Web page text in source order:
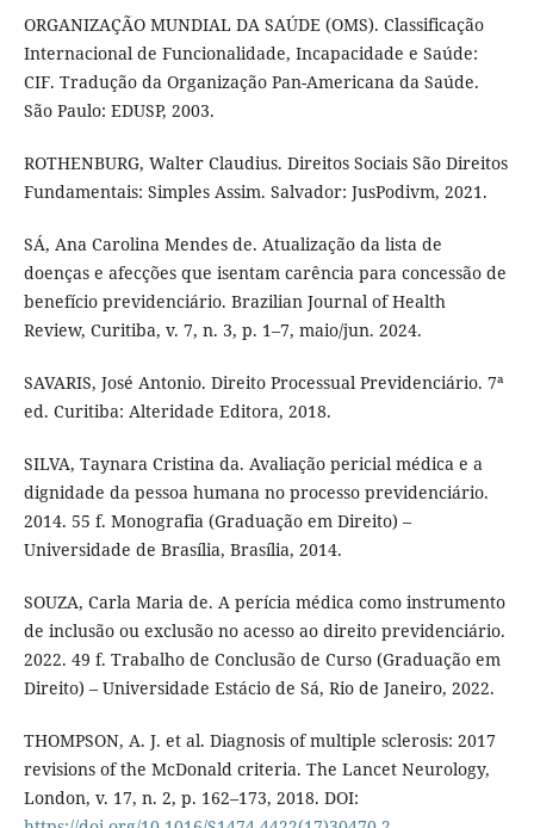
ORGANIZAÇÃO MUNDIAL DA SAÚDE (OMS). Classificação
Internacional de Funcionalidade, Incapacidade e Saúde:
CIF. Tradução da Organização Pan-Americana da Saúde.
São Paulo: EDUSP, 2003.
ROTHENBURG, Walter Claudius. Direitos Sociais São Direitos
Fundamentais: Simples Assim. Salvador: JusPodivm, 2021.
SÁ, Ana Carolina Mendes de. Atualização da lista de
doenças e afecções que isentam carência para concessão de
benefício previdenciário. Brazilian Journal of Health
Review, Curitiba, v. 7, n. 3, p. 1–7, maio/jun. 2024.
SAVARIS, José Antonio. Direito Processual Previdenciário. 7ª
ed. Curitiba: Alteridade Editora, 2018.
SILVA, Taynara Cristina da. Avaliação pericial médica e a
dignidade da pessoa humana no processo previdenciário.
2014. 55 f. Monografia (Graduação em Direito) –
Universidade de Brasília, Brasília, 2014.
SOUZA, Carla Maria de. A perícia médica como instrumento
de inclusão ou exclusão no acesso ao direito previdenciário.
2022. 49 f. Trabalho de Conclusão de Curso (Graduação em
Direito) – Universidade Estácio de Sá, Rio de Janeiro, 2022.
THOMPSON, A. J. et al. Diagnosis of multiple sclerosis: 2017
revisions of the McDonald criteria. The Lancet Neurology,
London, v. 17, n. 2, p. 162–173, 2018. DOI: